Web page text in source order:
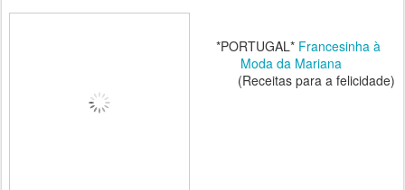
*PORTUGAL* Francesinha à
Moda da Mariana
(Receitas para a felicidade)